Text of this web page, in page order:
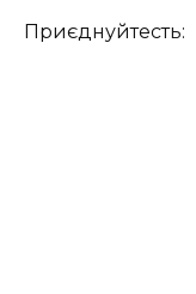
Приєднуйтесть: